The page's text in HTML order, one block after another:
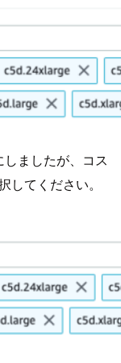
しましたが、コス
してください。